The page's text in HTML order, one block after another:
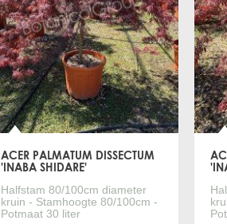
ACER PALMATUM DISSECTUM
'INABA SHIDARE'
Halfstam 80/100cm diameter
kruin - Stamhoogte 80/100cm -
Potmaat 30 liter